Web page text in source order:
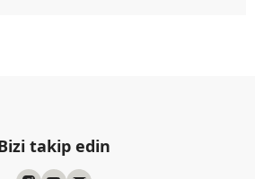
takip edin